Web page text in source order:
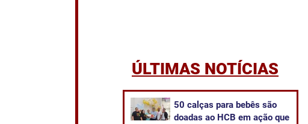
ÚLTIMAS NOTÍCIAS
50 calças para bebês são
doadas ao HCB em ação que